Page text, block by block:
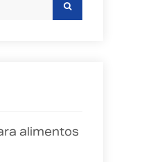
alimentos